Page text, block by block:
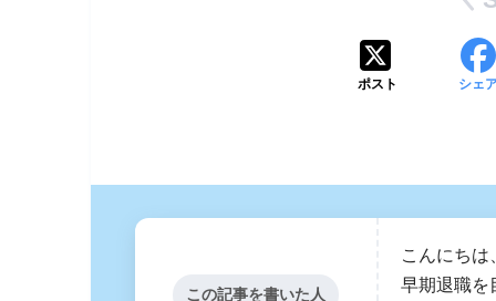
ポスト シェ
この記事を書いた人
こんにち
早期退職を